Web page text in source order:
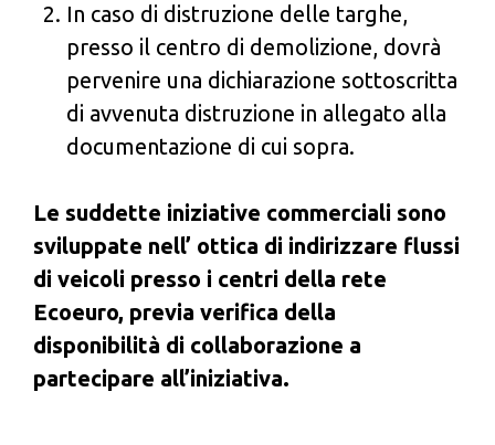
In caso di distruzione delle targhe,
presso il centro di demolizione, dovrà
pervenire una dichiarazione sottoscritta
di avvenuta distruzione in allegato alla
documentazione di cui sopra.
Le suddette iniziative commerciali sono
sviluppate nell’ ottica di indirizzare flussi
di veicoli presso i centri della rete
Ecoeuro, previa verifica della
disponibilità di collaborazione a
partecipare all’iniziativa.